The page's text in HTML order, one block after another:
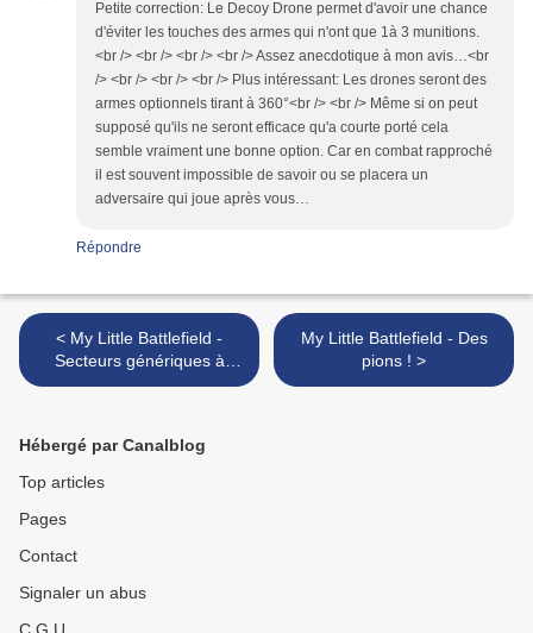
Petite correction: Le Decoy Drone permet d'avoir une chance
d'éviter les touches des armes qui n'ont que 1à 3 munitions.
<br /> <br /> <br /> <br /> Assez anecdotique à mon avis…<br
/> <br /> <br /> <br /> Plus intéressant: Les drones seront des
armes optionnels tirant à 360°<br /> <br /> Même si on peut
supposé qu'ils ne seront efficace qu'a courte porté cela
semble vraiment une bonne option. Car en combat rapproché
il est souvent impossible de savoir ou se placera un
adversaire qui joue après vous…
Répondre
< My Little Battlefield -
Secteurs génériques à
imprimer
My Little Battlefield - Des
pions ! >
Hébergé par Canalblog
Top articles
Pages
Contact
Signaler un abus